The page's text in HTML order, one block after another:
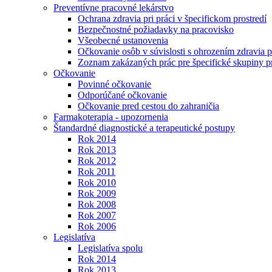
Preventívne pracovné lekárstvo
Ochrana zdravia pri práci v špecifickom prostredí
Bezpečnostné požiadavky na pracovisko
Všeobecné ustanovenia
Očkovanie osôb v súvislosti s ohrozením zdravia
Zoznam zakázaných prác pre špecifické skupiny
Očkovanie
Povinné očkovanie
Odporúčané očkovanie
Očkovanie pred cestou do zahraničia
Farmakoterapia - upozornenia
Štandardné diagnostické a terapeutické postupy
Rok 2014
Rok 2013
Rok 2012
Rok 2011
Rok 2010
Rok 2009
Rok 2008
Rok 2007
Rok 2006
Legislatíva
Legislatíva spolu
Rok 2014
Rok 2013